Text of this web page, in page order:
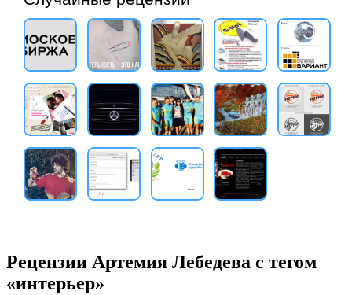
Рецензии Артемия Лебедева с тегом
«интерьер»